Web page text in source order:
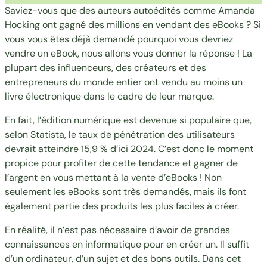
Saviez-vous que des auteurs autoédités comme Amanda
Hocking ont gagné des millions en vendant des eBooks ? Si
vous vous êtes déjà demandé pourquoi vous devriez
vendre un eBook, nous allons vous donner la réponse ! La
plupart des influenceurs, des créateurs et des
entrepreneurs du monde entier ont vendu au moins un
livre électronique dans le cadre de leur marque.
En fait, l’édition numérique est devenue si populaire que,
selonStatista, le taux de pénétration des utilisateurs
devrait atteindre 15,9 % d’ici 2024. C’est donc le moment
propice pour profiter de cette tendance et gagner de
l’argent en vous mettant à la vente d’eBooks ! Non
seulement les eBooks sont très demandés, mais ils font
également partie des produits les plus faciles à créer.
En réalité, il n’est pas nécessaire d’avoir de grandes
connaissances en informatique pour en créer un. Il suffit
d’un ordinateur, d’un sujet et des bons outils. Dans cet